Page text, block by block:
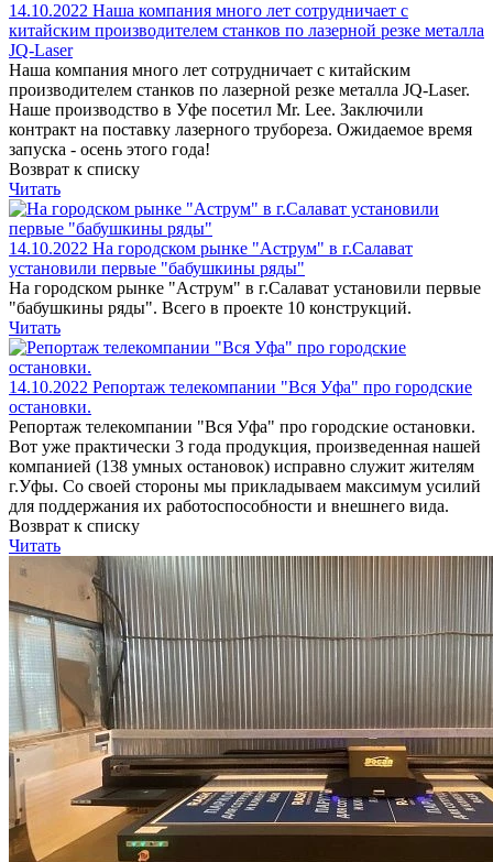
14.10.2022 Наша компания много лет сотрудничает с
китайским производителем станков по лазерной резке металла
JQ-Laser
Наша компания много лет сотрудничает с китайским
производителем станков по лазерной резке металла JQ-Laser.
Наше производство в Уфе посетил Mr. Lee. Заключили
контракт на поставку лазерного трубореза. Ожидаемое время
запуска - осень этого года!
Возврат к списку
Читать
14.10.2022 На городском рынке "Аструм" в г.Салават
установили первые "бабушкины ряды"
На городском рынке "Аструм" в г.Салават установили первые
"бабушкины ряды". Всего в проекте 10 конструкций.
Читать
14.10.2022 Репортаж телекомпании "Вся Уфа" про городские
остановки.
Репортаж телекомпании "Вся Уфа" про городские остановки.
Вот уже практически 3 года продукция, произведенная нашей
компанией (138 умных остановок) исправно служит жителям
г.Уфы. Со своей стороны мы прикладываем максимум усилий
для поддержания их работоспособности и внешнего вида.
Возврат к списку
Читать